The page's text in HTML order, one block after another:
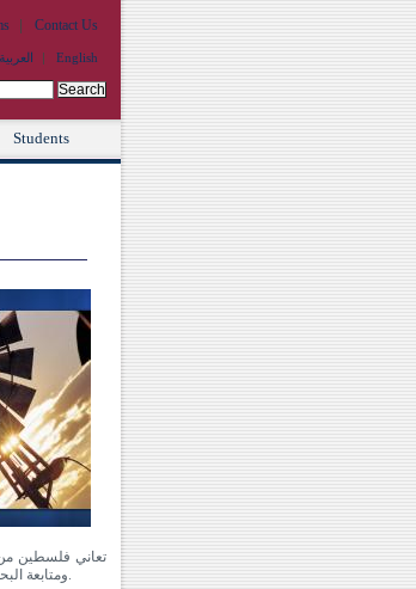
Contact Us
Languagesالعربية English
Search this site:
Students
تعاني فلسطين
ومتابعة البحث عن مصادر بديلة ونظيفة بالاضافة الى زيادة نشر الوعي في مجالات ترشيد الاستهلاك وتحسين كفاءة الطاقة.